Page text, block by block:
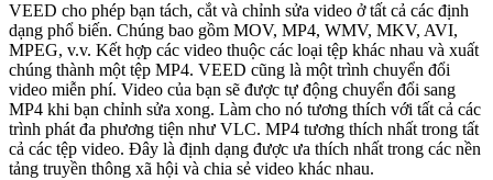
VEED cho phép bạn tách, cắt và chỉnh sửa video ở tất cả các định
dạng phổ biến. Chúng bao gồm MOV, MP4, WMV, MKV, AVI,
MPEG, v.v. Kết hợp các video thuộc các loại tệp khác nhau và xuất
chúng thành một tệp MP4. VEED cũng là một trình chuyển đổi
video miễn phí. Video của bạn sẽ được tự động chuyển đổi sang
MP4 khi bạn chỉnh sửa xong. Làm cho nó tương thích với tất cả các
trình phát đa phương tiện như VLC. MP4 tương thích nhất trong tất
cả các tệp video. Đây là định dạng được ưa thích nhất trong các nền
tảng truyền thông xã hội và chia sẻ video khác nhau.